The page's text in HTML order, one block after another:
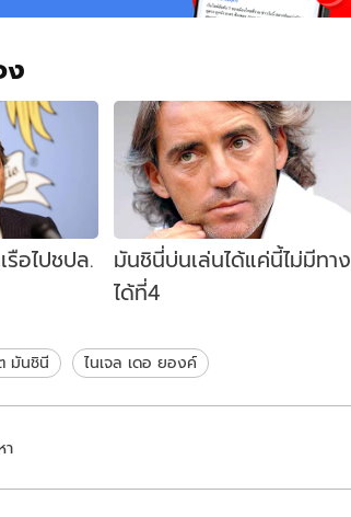
ง
รือไปชปล.
มันชินี่บ่นเล่นได้แค่นี้ไม่มีทาง
ได้ที่4
มันชินี ไนเจล เดอ ยองค์
า